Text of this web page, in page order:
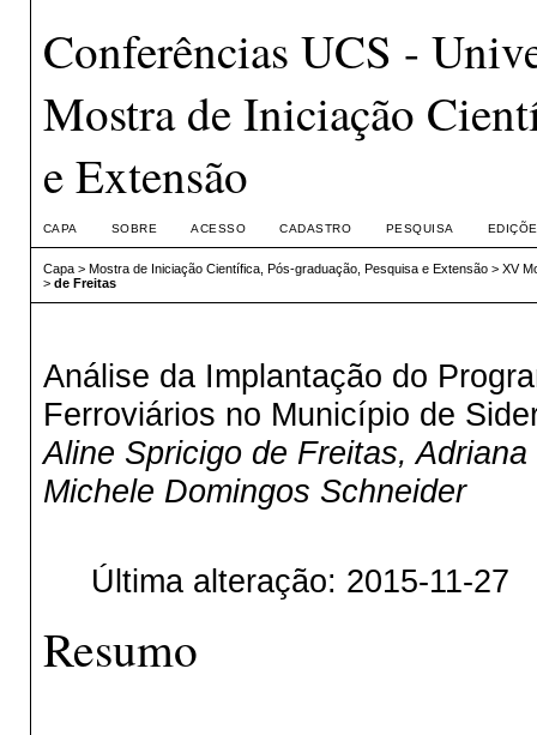
Conferências UCS -
Mostra de Iniciação
e Extensão
CAPA SOBRE ACESSO CADASTRO PESQUISA
Capa> Mostra de Iniciação Científica, Pós-graduação, Pesquisa e Extensão> XV
> de Freitas
Análise da Implantação do
Ferroviários no Município de
Aline Spricigo de Freitas,
Michele Domingos Schneider
Última alteração: 2015-11-27
Resumo